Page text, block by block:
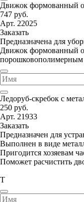
Движок формованный
747 руб.
Арт. 22025
Заказать
Предназначена для
Движок формованный
Ледоруб-скребок с
250 руб.
Арт. 21933
Заказать
Предназначен для
Выполнен в виде
Пригодится хозяевам
Поможет расчистить
Т